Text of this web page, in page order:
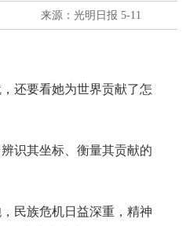
来源：光明日报 5-11
还要看她为世界贡献了怎
识其坐标、衡量其贡献的
民族危机日益深重，精神